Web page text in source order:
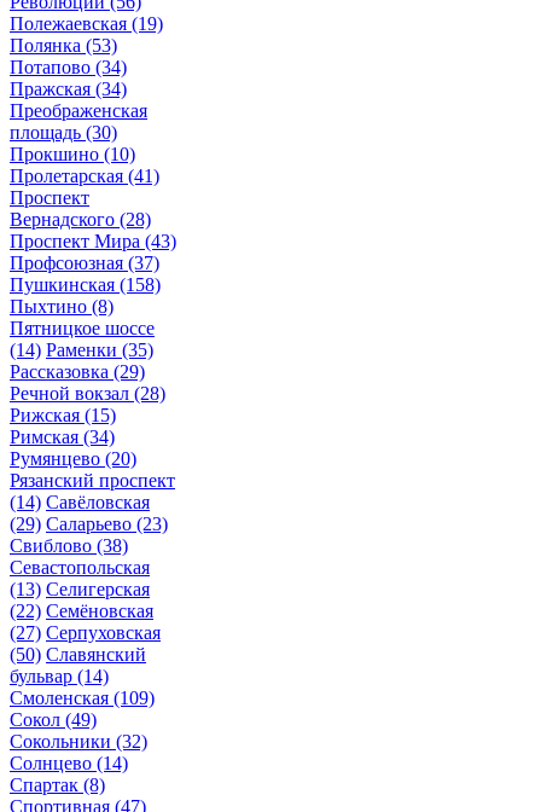
Полежаевская (19)
Полянка (53)
Потапово (34)
Пражская (34)
Преображенская
площадь (30)
Прокшино (10)
Пролетарская (41)
Проспект
Вернадского (28)
Проспект Мира (43)
Профсоюзная (37)
Пушкинская (158)
Пыхтино (8)
Пятницкое шоссе
(14) Раменки (35)
Рассказовка (29)
Речной вокзал (28)
Рижская (15)
Римская (34)
Румянцево (20)
Рязанский проспект
(14) Савёловская
(29) Саларьево (23)
Свиблово (38)
Севастопольская
(13) Селигерская
(22) Семёновская
(27) Серпуховская
(50) Славянский
бульвар (14)
Смоленская (109)
Сокол (49)
Сокольники (32)
Солнцево (14)
Спартак (8)
Спортивная (47)